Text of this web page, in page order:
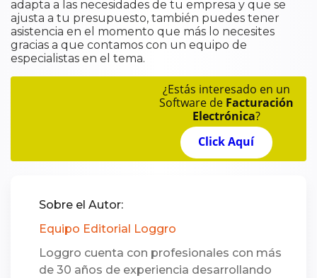
adapta a las necesidades de tu empresa y que se
ajusta a tu presupuesto, también puedes tener
asistencia en el momento que más lo necesites
gracias a que contamos con un equipo de
especialistas en el tema.
¿Estás interesado en un
Software de Facturación
Electrónica?
Click Aquí
Sobre el Autor:
Equipo Editorial Loggro
Loggro cuenta con profesionales con más
de 30 años de experiencia desarrollando